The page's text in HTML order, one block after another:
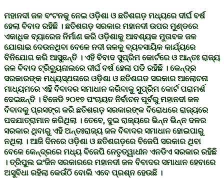
ମହାନଦୀ ଜଳ ବଂଟନକୁ ନେଇ ଓଡ଼ିଶା ଓ ଛତିଶଗଡ଼ ମଧ୍ୟରେ ଦୀର୍ଘ ବର୍ଷ
ହେଲା ବିବାଦ ରହିଛି । ଛତିଶଗଡ଼ ସରକାର ମହାନଦୀ ଉପର ମୁଣ୍ଡରେ
ଏକାଧିକ ବ୍ୟାରେଜ ନିର୍ମାଣ କରି ଓଡ଼ିଶାକୁ ଆବଶ୍ୟକ ମୁତାବକ ଜଳ
ଯୋଗାଇ ଦେଉନଥିବା ବେଳେ ନଦୀ ଜଳକୁ ବ୍ୟବସାୟିକ କାର୍ଯ୍ୟରେ
ବିନିଯୋଗ କରି ଆସୁଛନ୍ତି । ଏହି ବିବାଦ ସୁପ୍ରିମ କୋର୍ଟରେ ଓ ଆନ୍ତଃ ରାଜ୍ୟ
ଜଳ ବିବାଦ ଟ୍ରିବ୍ୟୁନାଲରେ ଦୀର୍ଘ ବର୍ଷ ହେଲା ପଡି ରହିଛି । କେନ୍ଦ୍ର
ସରକାରଙ୍କ ମଧ୍ୟସ୍ଥତାରେ ଓଡ଼ିଶା ଓ ଛତିଶଗଡ ସରକାର ଆଲୋଚନା
ମାଧ୍ୟମରେ ଏହି ବିବାଦର ସମାଧାନ କରିବାକୁ ସୁପ୍ରିମ କୋର୍ଟ ପରାମର୍ଶ
ଦେଇଛନ୍ତି । ବିଜେଡି ୨୦୧୭ ପଂଚାୟତ ନିର୍ବାଚନ ପୂର୍ବରୁ ମହାନଦୀ ଜଳ
ବିବାଦକୁ ପ୍ରସଙ୍ଗ କରି ଛତିଶଗଡ଼ ସରକାରଙ୍କ ବିରୋଧରେ ରାଜ୍ୟରେ
ପଦଯାତ୍ରାମାନ କରିଥିଲା । ତେବେ, ଦୁଇ ରାଜ୍ୟରେ ଭିନ୍ନ ଭିନ୍ନ ଦଳର
ସରକାର ଥିବାରୁ ଏହି ଅନ୍ତଃରାଜ୍ୟ ଜଳ ବିବାଦର ସମାଧାନ ହୋଇପାରୁ
ନଥିଲା । ଆଜି ଦିନରେ ଓଡ଼ିଶା ଓ ଛତିଶଗଡ଼ରେ ବିଜେପି ସରକାର ଥିବା
ବେଳେ କେନ୍ଦ୍ରରେ ମଧ୍ୟ ବିଜେପି ନେତୃତ୍ୱାଧୀନ ଏନଡିଏ ସରକାର ରହିଛି
। ତ୍ରିପୁଲ ଇଂଜିନ ସରକାରରେ ମହାନଦୀ ଜଳ ବିବାଦର ସମାଧାନ ହେବାରେ
ଅସୁବିଧା ରହିଲା କେଉଁଠି ବୋଲି ଏବେ ପ୍ରଶ୍ନ ହେଉଛି ।